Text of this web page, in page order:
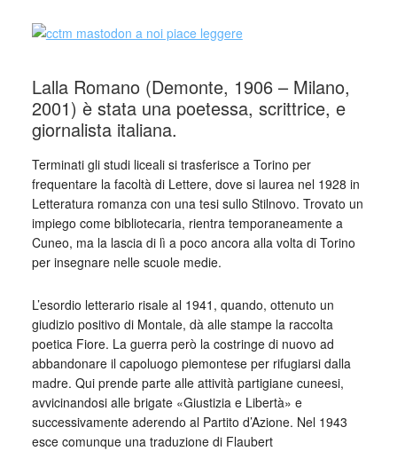
Lalla Romano (Demonte, 1906 – Milano,
2001) è stata una poetessa, scrittrice, e
giornalista italiana.
Terminati gli studi liceali si trasferisce a Torino per
frequentare la facoltà di Lettere, dove si laurea nel 1928 in
Letteratura romanza con una tesi sullo Stilnovo. Trovato un
impiego come bibliotecaria, rientra temporaneamente a
Cuneo, ma la lascia di lì a poco ancora alla volta di Torino
per insegnare nelle scuole medie.
L’esordio letterario risale al 1941, quando, ottenuto un
giudizio positivo di Montale, dà alle stampe la raccolta
poetica Fiore. La guerra però la costringe di nuovo ad
abbandonare il capoluogo piemontese per rifugiarsi dalla
madre. Qui prende parte alle attività partigiane cuneesi,
avvicinandosi alle brigate «Giustizia e Libertà» e
successivamente aderendo al Partito d’Azione. Nel 1943
esce comunque una traduzione di Flaubert